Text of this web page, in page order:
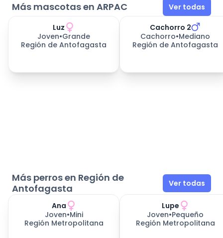
Más mascotas en ARPAC Ver todas
días esperando
Luz
Joven•Grande
Región de Antofagasta
días esperando
Cachorro 2
Cachorro•Mediano
Región de Antofagasta
Más perros en Región de
Antofagasta
Ver todas
Ana
Joven•Mini
Región Metropolitana
Lupe
Joven•Pequeño
Región Metropolitana